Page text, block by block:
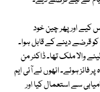
کیے اور پھر چین خود
قرضے دینے کے قابل ہوا۔
لینے والا ملک تھا۔ ڈاکٹر من
فائز ہوئے۔ انھوں نے آئی ایم
سے استعمال کیا اور